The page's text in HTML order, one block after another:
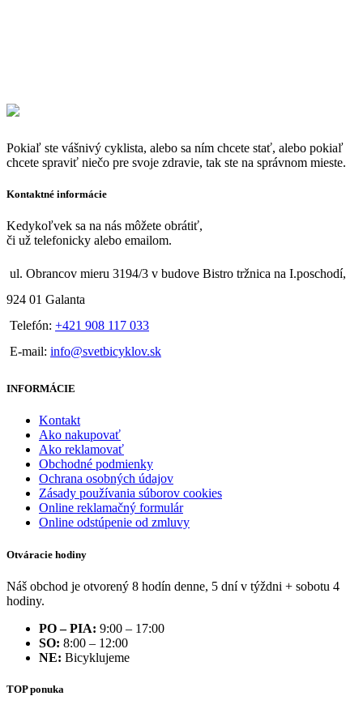
Pokiaľ ste vášnivý cyklista, alebo sa ním chcete stať, alebo pokiaľ
chcete spraviť niečo pre svoje zdravie, tak ste na správnom mieste.
Kontaktné informácie
Kedykoľvek sa na nás môžete obrátiť,
či už telefonicky alebo emailom.
ul. Obrancov mieru 3194/3 v budove Bistro tržnica na I.poschodí,
924 01 Galanta
Telefón: +421 908 117 033
E-mail: info@svetbicyklov.sk
INFORMÁCIE
Kontakt
Ako nakupovať
Ako reklamovať
Obchodné podmienky
Ochrana osobných údajov
Zásady používania súborov cookies
Online reklamačný formulár
Online odstúpenie od zmluvy
Otváracie hodiny
Náš obchod je otvorený 8 hodín denne, 5 dní v týždni + sobotu 4
hodiny.
PO – PIA: 9:00 – 17:00
SO: 8:00 – 12:00
NE: Bicyklujeme
TOP ponuka